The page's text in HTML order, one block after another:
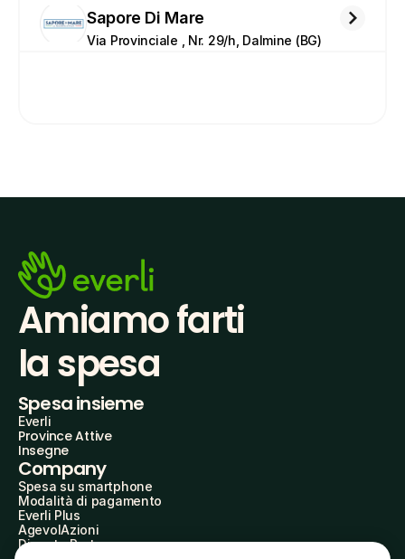
Sapore Di Mare
Via Provinciale , Nr. 29/h, Dalmine (BG)
Amiamo farti
la spesa
Spesa insieme
Everli
Province Attive
Insegne
Company
Spesa su smartphone
Modalità di pagamento
Everli Plus
AgevolAzioni
Diventa Partner